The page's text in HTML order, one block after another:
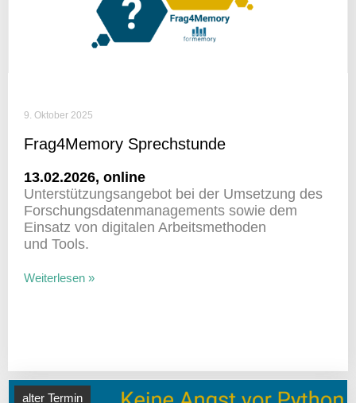
9. Oktober 2025
Frag4Memory Sprech­stunde
13.02.2026, online
Unter­stüt­zungs­an­gebot bei der Umset­zung des
Forschungs­da­ten­ma­nage­ments sowie dem
Einsatz von digi­talen Arbeits­me­thoden
und Tools.
Weiterlesen »
alter Termin